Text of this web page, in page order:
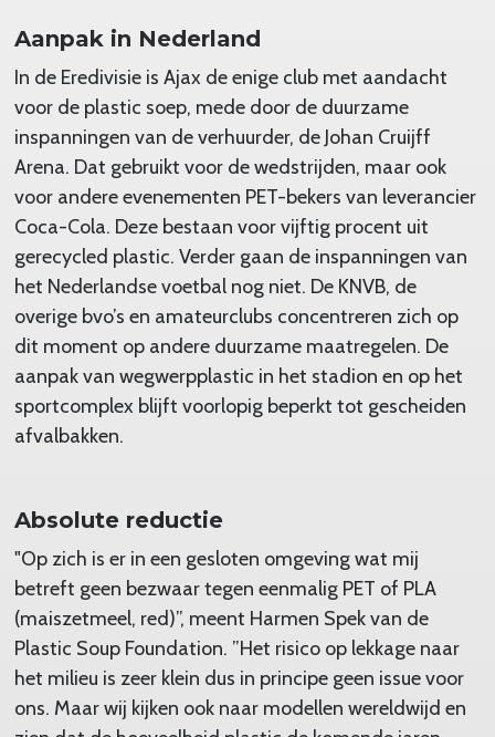
Aanpak in Nederland
In de Eredivisie is Ajax de enige club met aandacht
voor de plastic soep, mede door de duurzame
inspanningen van de verhuurder, de Johan Cruijff
Arena. Dat gebruikt voor de wedstrijden, maar ook
voor andere evenementen PET-bekers van leverancier
Coca-Cola. Deze bestaan voor vijftig procent uit
gerecycled plastic. Verder gaan de inspanningen van
het Nederlandse voetbal nog niet. De KNVB, de
overige bvo’s en amateurclubs concentreren zich op
dit moment op andere duurzame maatregelen. De
aanpak van wegwerpplastic in het stadion en op het
sportcomplex blijft voorlopig beperkt tot gescheiden
afvalbakken.
Absolute reductie
"Op zich is er in een gesloten omgeving wat mij
betreft geen bezwaar tegen eenmalig PET of PLA
(maiszetmeel, red)”, meent Harmen Spek van de
Plastic Soup Foundation. ”Het risico op lekkage naar
het milieu is zeer klein dus in principe geen issue voor
ons. Maar wij kijken ook naar modellen wereldwijd en